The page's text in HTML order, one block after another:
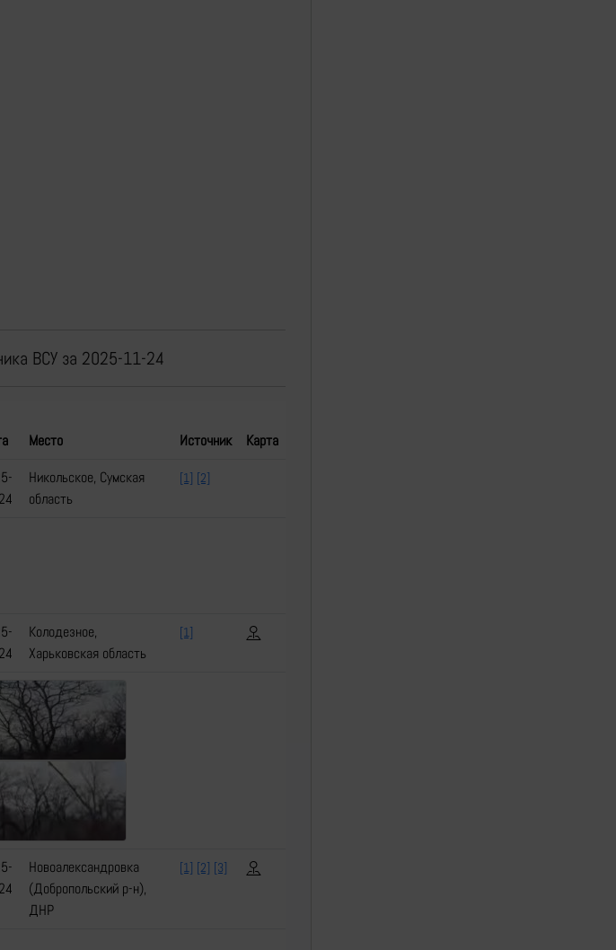
ВСУ за 2025-11-24
Место Источник Карта
Никольское, Сумская
область
[1] [2]
Колодезное,
Харьковская область
[1]
Новоалександровка
(Добропольский р-н),
ДНР
[1] [2] [3]